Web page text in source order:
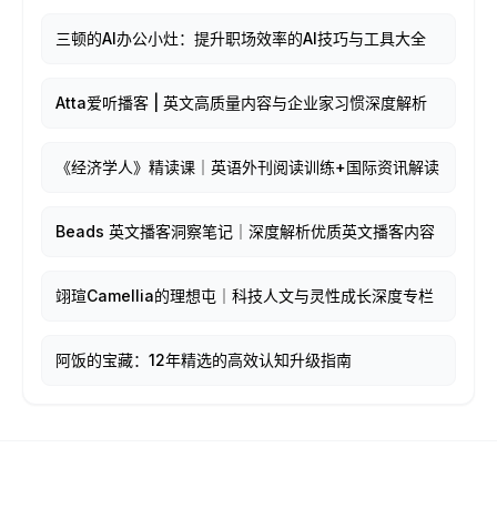
三顿的AI办公小灶：提升职场效率的AI技巧与工具大全
Atta爱听播客 | 英文高质量内容与企业家习惯深度解析
《经济学人》精读课｜英语外刊阅读训练+国际资讯解读
Beads 英文播客洞察笔记｜深度解析优质英文播客内容
翊瑄Camellia的理想屯｜科技人文与灵性成长深度专栏
阿饭的宝藏：12年精选的高效认知升级指南